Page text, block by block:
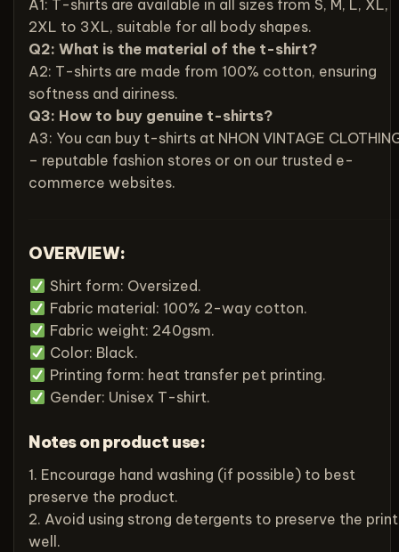
A1: T-shirts are available in all sizes from S, M, L, XL,
2XL to 3XL, suitable for all body shapes.
Q2: What is the material of the t-shirt?
A2: T-shirts are made from 100% cotton, ensuring
softness and airiness.
Q3: How to buy genuine t-shirts?
A3: You can buy t-shirts at NHON VINTAGE
– reputable fashion stores or on our trusted e-
commerce websites.
OVERVIEW:
Shirt form: Oversized.
Fabric material: 100% 2-way cotton.
Fabric weight: 240gsm.
Color: Black.
Printing form: heat transfer pet printing.
Gender: Unisex T-shirt.
Notes on product use:
1. Encourage hand washing (if possible) to best
preserve the product.
2. Avoid using strong detergents to preserve the print
well.